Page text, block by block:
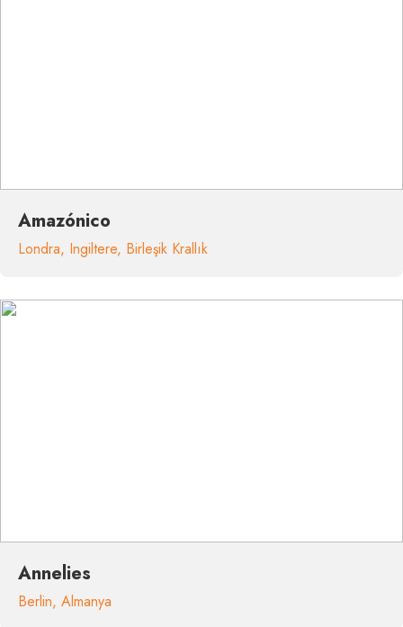
Amazónico
Londra, Ingiltere, Birleşik Krallık
Annelies
Berlin, Almanya